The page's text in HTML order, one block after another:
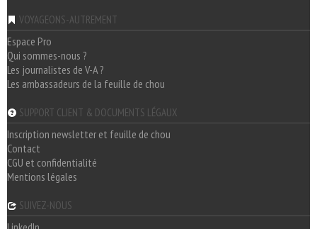
VOYAGEONS-AUTREMENT
Espace Pro
Qui sommes-nous ?
Les journalistes de V-A ?
Les ambassadeurs de la feuille de chou
SUPPORT CLIENT & DOCUMENTS LÉGAUX
Inscription newsletter et feuille de chou
Contact
CGU et confidentialité
Mentions légales
SUIVEZ-NOUS